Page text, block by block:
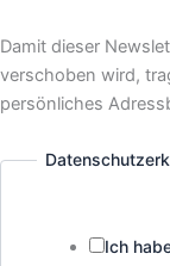
Damit dieser
verschoben wird,
persönliches
Ich